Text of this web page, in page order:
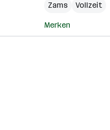
Zams
Vollzeit
Merken